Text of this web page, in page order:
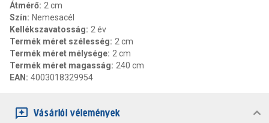
Átmérő: 2 cm
Szín: Nemesacél
Kellékszavatosság: 2 év
Termék méret szélesség: 2 cm
Termék méret mélysége: 2 cm
Termék méret magasság: 240 cm
EAN : 4003018329954
Vásárlói vélemények